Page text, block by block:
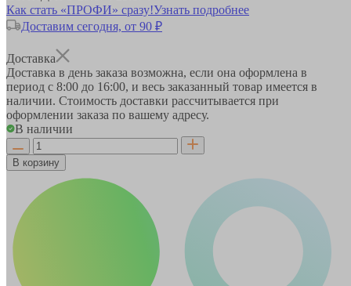
Как стать «ПРОФИ» сразу!Узнать подробнее
Доставим сегодня, от 90 ₽
Доставка
Доставка в день заказа возможна, если она оформлена в
период с 8:00 до 16:00, и весь заказанный товар имеется в
наличии. Стоимость доставки рассчитывается при
оформлении заказа по вашему адресу.
В наличии
В корзину